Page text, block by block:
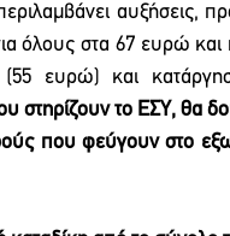
αυξήσεις,
όλους στα 67 ευρώ
ευρώ) και
στηρίζουν το ΕΣΥ, θα
που φεύγουν στο